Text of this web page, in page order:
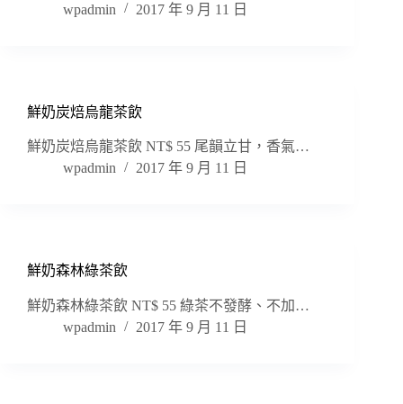
wpadmin
2017 年 9 月 11 日
鮮奶炭焙烏龍茶飲
鮮奶炭焙烏龍茶飲 NT$ 55 尾韻立甘，香氣…
wpadmin
2017 年 9 月 11 日
鮮奶森林綠茶飲
鮮奶森林綠茶飲 NT$ 55 綠茶不發酵、不加…
wpadmin
2017 年 9 月 11 日